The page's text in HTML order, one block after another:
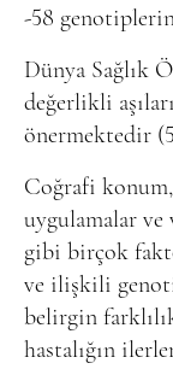
-58
Dünya Sağlık
değerlikli
önermektedir
Coğrafi
uygulamalar
gibi birçok
ve ilişkili
belirgin
hastalığın